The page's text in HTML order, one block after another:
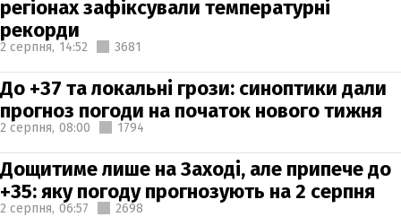
регіонах зафіксували температурні
рекорди
2 серпня, 14:52 3681
До +37 та локальні грози: синоптики дали
прогноз погоди на початок нового тижня
2 серпня, 08:00 1794
Дощитиме лише на Заході, але припече до
+35: яку погоду прогнозують на 2 серпня
2 серпня, 06:57 2698